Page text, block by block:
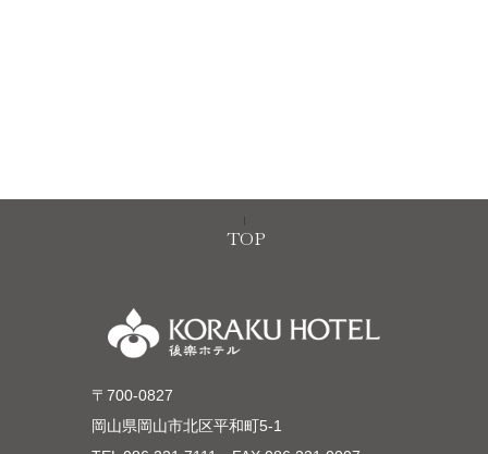
TOP
〒700-0827
岡山県岡山市北区平和町5-1